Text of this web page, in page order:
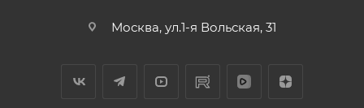
Москва, ул.1-я Вольская, 31